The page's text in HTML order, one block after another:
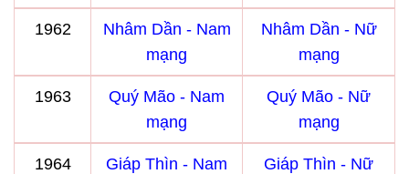
1962
Nhâm Dần - Nam
mạng
Nhâm Dần - Nữ
mạng
1963
Quý Mão - Nam
mạng
Quý Mão - Nữ
mạng
1964
Giáp Thìn - Nam
Giáp Thìn - Nữ